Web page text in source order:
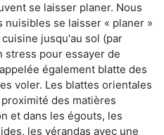
se laisser planer. Nous
se laisser « planer »
jusqu'au sol (par
stress pour essayer de
également blatte des
voler. Les blattes orientales
des matières
et dans les égouts, les
les vérandas avec une